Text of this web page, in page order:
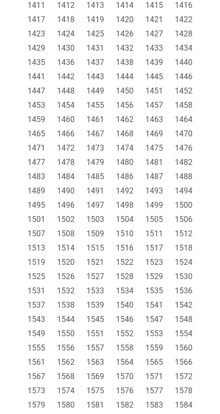
1411
1412 1413 1414 1415
1416
1417
1418 1419 1420 1421
1422
1423
1424 1425 1426 1427
1428
1429
1430 1431 1432 1433
1434
1435
1436 1437 1438 1439
1440
1441
1442 1443 1444 1445
1446
1447
1448 1449 1450 1451
1452
1453
1454 1455 1456 1457
1458
1459
1460 1461 1462 1463
1464
1465
1466 1467 1468 1469
1470
1471
1472 1473 1474 1475
1476
1477
1478 1479 1480 1481
1482
1483
1484 1485 1486 1487
1488
1489
1490 1491 1492 1493
1494
1495
1496 1497 1498 1499
1500
1501
1502 1503 1504 1505
1506
1507
1508 1509 1510 1511
1512
1513
1514 1515 1516 1517
1518
1519
1520 1521 1522 1523
1524
1525
1526 1527 1528 1529
1530
1531
1532 1533 1534 1535
1536
1537
1538 1539 1540 1541
1542
1543
1544 1545 1546 1547
1548
1549
1550 1551 1552 1553
1554
1555
1556 1557 1558 1559
1560
1561
1562 1563 1564 1565
1566
1567
1568 1569 1570 1571
1572
1573
1574 1575 1576 1577
1578
1579
1580 1581 1582 1583
1584